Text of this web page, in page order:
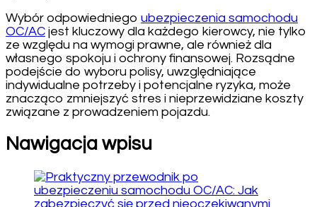
Wybór odpowiedniego ubezpieczenia samochodu
OC/AC jest kluczowy dla każdego kierowcy, nie tylko
ze względu na wymogi prawne, ale również dla
własnego spokoju i ochrony finansowej. Rozsądne
podejście do wyboru polisy, uwzględniające
indywidualne potrzeby i potencjalne ryzyka, może
znacząco zmniejszyć stres i nieprzewidziane koszty
związane z prowadzeniem pojazdu.
Nawigacja wpisu